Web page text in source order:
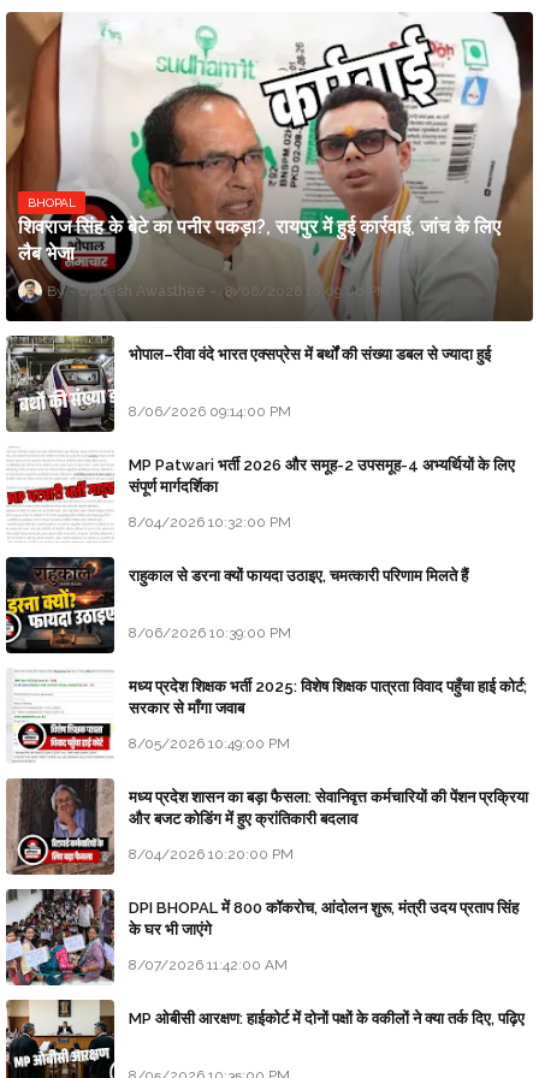
BHOPAL
शिवराज सिंह के बेटे का पनीर पकड़ा?, रायपुर में हुई कार्रवाई, जांच के लिए
लैब भेजा
Updesh Awasthee 8/06/2026 10:09:00 PM
भोपाल–रीवा वंदे भारत एक्सप्रेस में बर्थों की संख्या डबल से ज्यादा हुई
8/06/2026 09:14:00 PM
MP Patwari भर्ती 2026 और समूह-2 उपसमूह-4 अभ्यर्थियों के लिए
संपूर्ण मार्गदर्शिका
8/04/2026 10:32:00 PM
राहुकाल से डरना क्यों फायदा उठाइए, चमत्कारी परिणाम मिलते हैं
8/06/2026 10:39:00 PM
मध्य प्रदेश शिक्षक भर्ती 2025: विशेष शिक्षक पात्रता विवाद पहुँचा हाई कोर्ट;
सरकार से माँगा जवाब
8/05/2026 10:49:00 PM
मध्य प्रदेश शासन का बड़ा फैसला: सेवानिवृत्त कर्मचारियों की पेंशन प्रक्रिया
और बजट कोडिंग में हुए क्रांतिकारी बदलाव
8/04/2026 10:20:00 PM
DPI BHOPAL में 800 कॉकरोच, आंदोलन शुरू, मंत्री उदय प्रताप सिंह
के घर भी जाएंगे
8/07/2026 11:42:00 AM
MP ओबीसी आरक्षण: हाईकोर्ट में दोनों पक्षों के वकीलों ने क्या तर्क दिए, पढ़िए